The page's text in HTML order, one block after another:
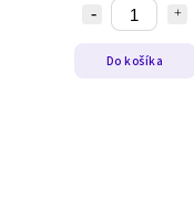
Do košíka